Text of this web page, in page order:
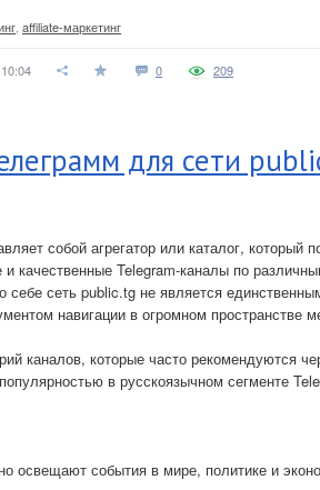
affiliate-маркетинг
0 209
для сети
собой агрегатор или каталог, который
и качественные Telegram-каналы по
себе сеть public.tg не является
навигации в огромном пространстве
каналов, которые часто рекомендуются
в русскоязычном сегменте
освещают события в мире, политике и